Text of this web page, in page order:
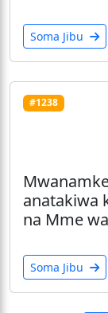
Soma Jibu
#1238
anatakiwa
na Mme
Soma Jibu